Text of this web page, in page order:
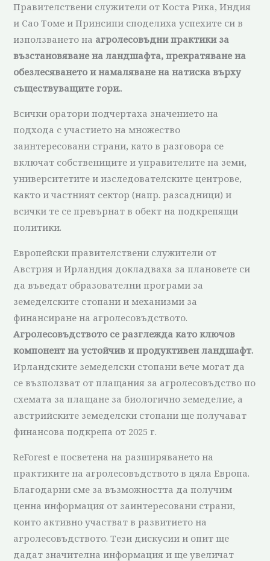
Правителствени служители от Коста Рика, Индия
и Сао Томе и Принсипи споделиха успехите си в
използването на агролесовъдни практики за
възстановяване на ландшафта, прекратяване на
обезлесяването и намаляване на натиска върху
съществуващите гори..
Всички оратори подчертаха значението на
подхода с участието на множество
заинтересовани страни, като в разговора се
включат собствениците и управителите на земи,
университетите и изследователските центрове,
както и частният сектор (напр. разсадници) и
всички те се превърнат в обект на подкрепящи
политики.
Европейски правителствени служители от
Австрия и Ирландия докладваха за плановете си
да въведат образователни програми за
земеделските стопани и механизми за
финансиране на агролесовъдството.
Агролесовъдството се разглежда като ключов
компонент на устойчив и продуктивен ландшафт.
Ирландските земеделски стопани вече могат да
се възползват от плащания за агролесовъдство по
схемата за плащане за биологично земеделие, а
австрийските земеделски стопани ще получават
финансова подкрепа от 2025 г.
ReForest е посветена на разширяването на
практиките на агролесовъдството в цяла Европа.
Благодарни сме за възможността да получим
ценна информация от заинтересовани страни,
които активно участват в развитието на
агролесовъдството. Тези дискусии и опит ще
дадат значителна информация и ще увеличат